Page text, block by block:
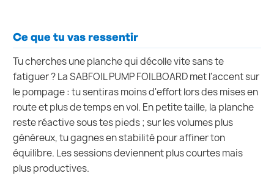
Ce que tu vas ressentir
Tu cherches une planche qui décolle vite sans te
fatiguer ? La SABFOIL PUMP FOILBOARD met l'accent sur
le pompage : tu sentiras moins d'effort lors des mises en
route et plus de temps en vol. En petite taille, la planche
reste réactive sous tes pieds ; sur les volumes plus
généreux, tu gagnes en stabilité pour affiner ton
équilibre. Les sessions deviennent plus courtes mais
plus productives.